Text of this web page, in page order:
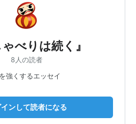
ゃべりは続く』
8人の読者
強くするエッセイ
ンして読者になる